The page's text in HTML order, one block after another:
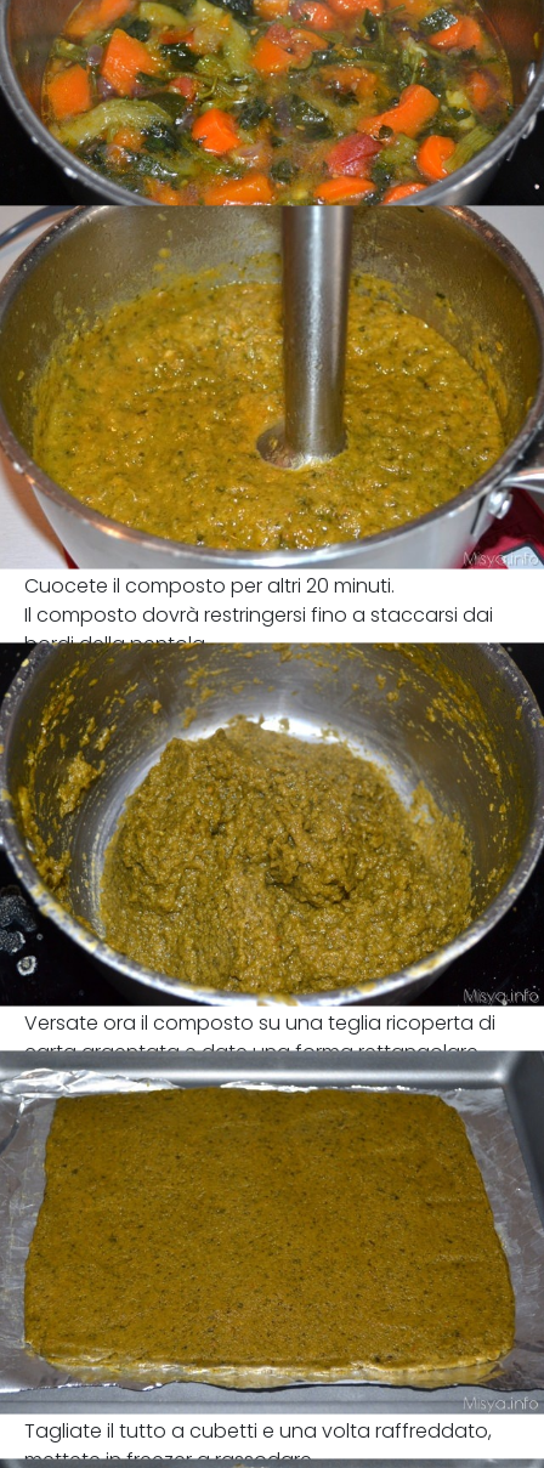
Cuocete il composto per altri 20 minuti.
Il composto dovrà restringersi fino a staccarsi dai
bordi della pentola.
Versate ora il composto su una teglia ricoperta di
carta argentata e date una forma rettangolare.
Tagliate il tutto a cubetti e una volta raffreddato,
mettete in freezer a rassodare.